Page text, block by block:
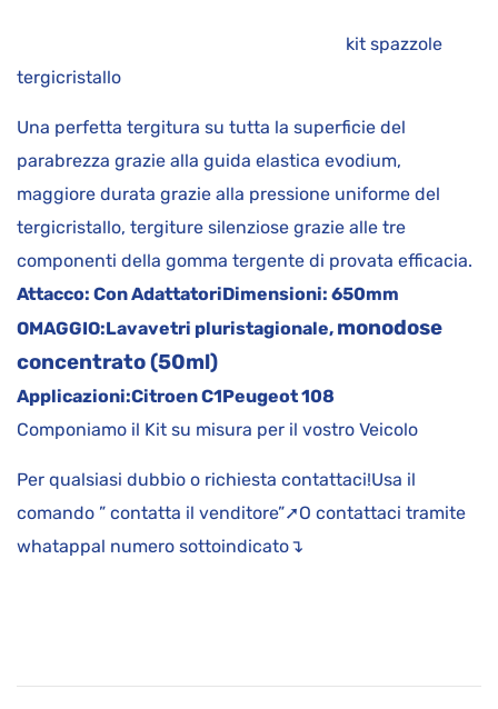
kit spazzole
tergicristallo
Una perfetta tergitura su tutta la superficie del
parabrezza grazie alla guida elastica evodium,
maggiore durata grazie alla pressione uniforme del
tergicristallo, tergiture silenziose grazie alle tre
componenti della gomma tergente di provata efficacia.
Attacco: Con AdattatoriDimensioni: 650mm
OMAGGIO:Lavavetri pluristagionale, monodose
concentrato (50ml)
Applicazioni:Citroen C1Peugeot 108
Componiamo il Kit su misura per il vostro Veicolo
Per qualsiasi dubbio o richiesta contattaci!Usa il
comando ” contatta il venditore”➚O contattaci tramite
whatappal numero sottoindicato↴